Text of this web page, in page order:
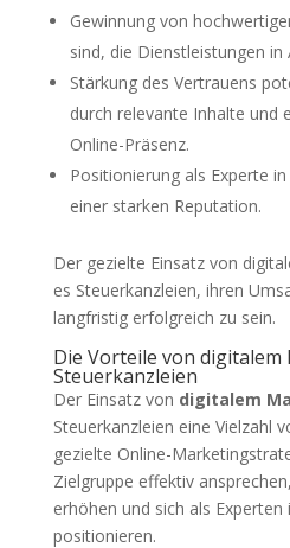
Gewinnung von
sind, die Dienstleistungen in
Stärkung des Vertrauens
durch relevante Inhalte und
Online-Präsenz.
Positionierung als Experte
einer starken Reputation.
Der gezielte Einsatz von
es Steuerkanzleien, ihren
langfristig erfolgreich zu sein.
Die Vorteile von
Steuerkanzleien
Der Einsatz von digitalem
Steuerkanzleien eine Vielzahl
gezielte Online-
Zielgruppe effektiv
erhöhen und sich als Experten
positionieren.